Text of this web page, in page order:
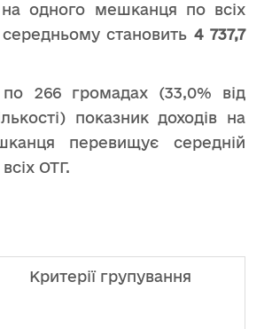
на одного мешканця по всіх
становить4 737,7
266 громадах (33,0% від
показник доходів на
перевищує середній
ОТГ.
Критерії групування